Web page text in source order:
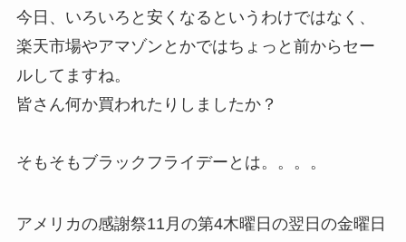
今日、いろいろと安くなるというわけではなく、
楽天市場やアマゾンとかではちょっと前からセー
ルしてますね。
皆さん何か買われたりしましたか？
そもそもブラックフライデーとは。。。。
アメリカの感謝祭11月の第4木曜日の翌日の金曜日